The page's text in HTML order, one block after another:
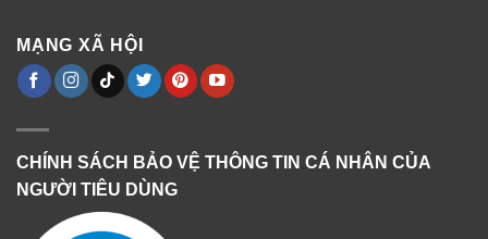
MẠNG XÃ HỘI
CHÍNH SÁCH BẢO VỆ THÔNG TIN CÁ NHÂN CỦA
NGƯỜI TIÊU DÙNG